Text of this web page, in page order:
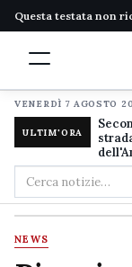
Questa testata non
VENERDÌ 7 AGOSTO
ULTIM'ORA
Cerca
nel
sito
NEWS